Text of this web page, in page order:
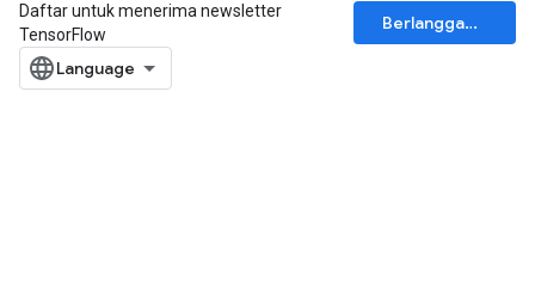
Daftar untuk menerima newsletter
TensorFlow
Berlangganan